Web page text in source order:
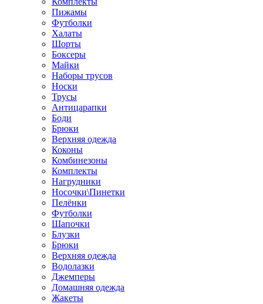
Пижамы
Футболки
Халаты
Шорты
Боксеры
Майки
Наборы трусов
Носки
Трусы
Антицарапки
Боди
Брюки
Верхняя одежда
Коконы
Комбинезоны
Комплекты
Нагрудники
Носочки\Пинетки
Пелёнки
Футболки
Шапочки
Блузки
Брюки
Верхняя одежда
Водолазки
Джемперы
Домашняя одежда
Жакеты